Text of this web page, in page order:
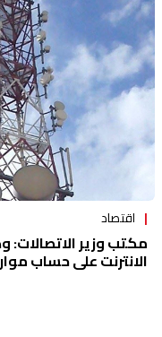
اقتصاد
مكتب وزير الاتصالات:
الانترنت على حساب